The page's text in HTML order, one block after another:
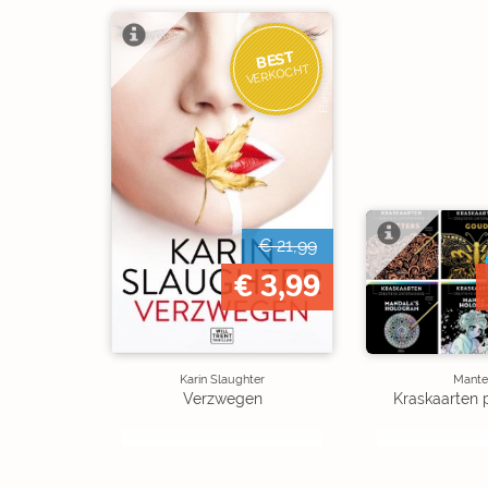
BEST
VERKOCHT
€ 21,99
€ 3,99
Karin Slaughter
Verzwegen Kraskaarten